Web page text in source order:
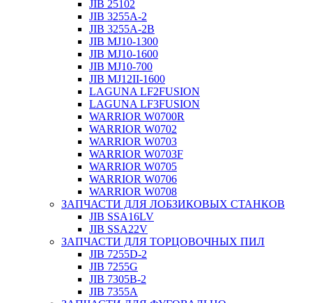
JIB 25102
JIB 3255A-2
JIB 3255A-2B
JIB MJ10-1300
JIB MJ10-1600
JIB MJ10-700
JIB MJ12II-1600
LAGUNA LF2FUSION
LAGUNA LF3FUSION
WARRIOR W0700R
WARRIOR W0702
WARRIOR W0703
WARRIOR W0703F
WARRIOR W0705
WARRIOR W0706
WARRIOR W0708
ЗАПЧАСТИ ДЛЯ ЛОБЗИКОВЫХ СТАНКОВ
JIB SSA16LV
JIB SSA22V
ЗАПЧАСТИ ДЛЯ ТОРЦОВОЧНЫХ ПИЛ
JIB 7255D-2
JIB 7255G
JIB 7305B-2
JIB 7355A